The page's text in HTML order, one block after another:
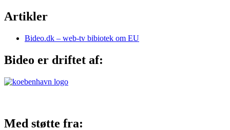
Artikler
Bideo.dk – web-tv bibiotek om EU
Bideo er driftet af:
Med støtte fra: